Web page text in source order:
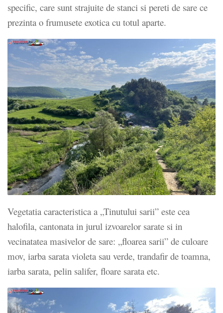
specific, care sunt strajuite de stanci si pereti de sare ce
prezinta o frumusete exotica cu totul aparte.
Vegetatia caracteristica a „Tinutului sarii” este cea
halofila, cantonata in jurul izvoarelor sarate si in
vecinatatea masivelor de sare: „floarea sarii” de culoare
mov, iarba sarata violeta sau verde, trandafir de toamna,
iarba sarata, pelin salifer, floare sarata etc.